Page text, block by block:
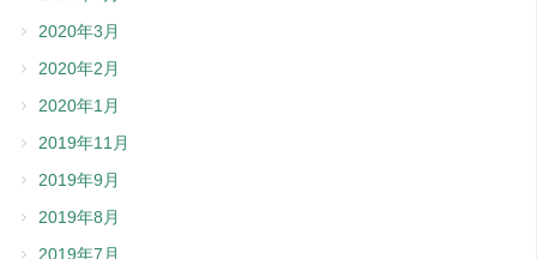
2020年3月
2020年2月
2020年1月
2019年11月
2019年9月
2019年8月
2019年7月